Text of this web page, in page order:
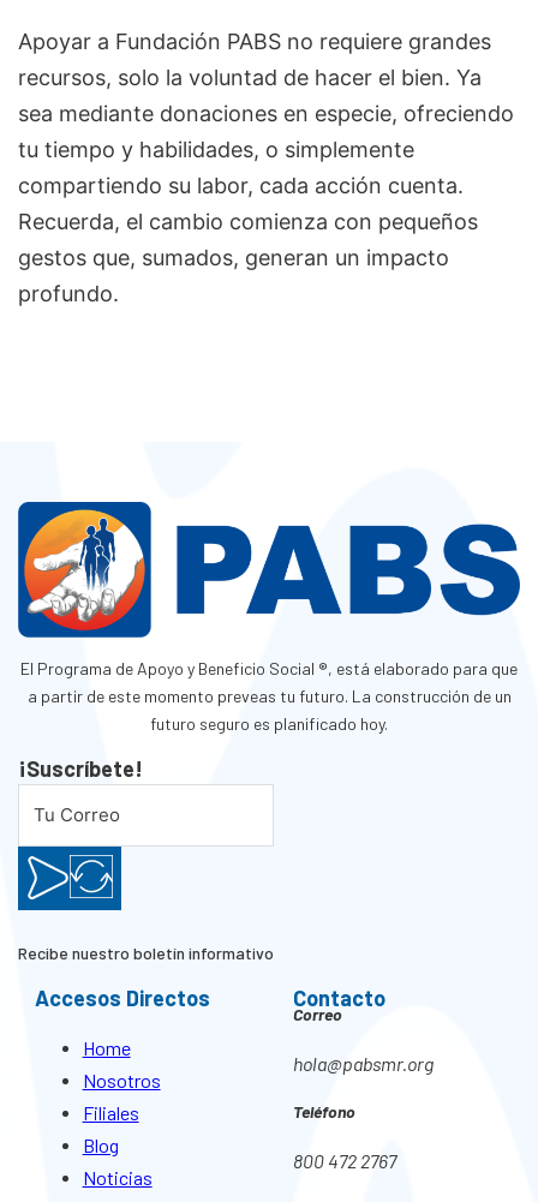
Apoyar a Fundación PABS no requiere grandes
recursos, solo la voluntad de hacer el bien. Ya
sea mediante donaciones en especie, ofreciendo
tu tiempo y habilidades, o simplemente
compartiendo su labor, cada acción cuenta.
Recuerda, el cambio comienza con pequeños
gestos que, sumados, generan un impacto
profundo.
El Programa de Apoyo y Beneficio Social ®, está elaborado para que
a partir de este momento preveas tu futuro. La construcción de un
futuro seguro es planificado hoy.
¡Suscríbete!
Recibe nuestro boletín informativo
Accesos Directos
Home
Nosotros
Filiales
Blog
Noticias
Contacto
Correo
hola@pabsmr.org
Teléfono
800 472 2767